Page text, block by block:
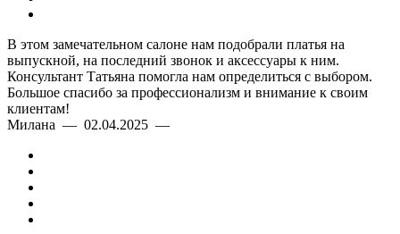
В этом замечательном салоне нам подобрали платья на
выпускной, на последний звонок и аксессуары к ним.
Консультант Татьяна помогла нам определиться с выбором.
Большое спасибо за профессионализм и внимание к своим
клиентам!
Милана — 02.04.2025 —